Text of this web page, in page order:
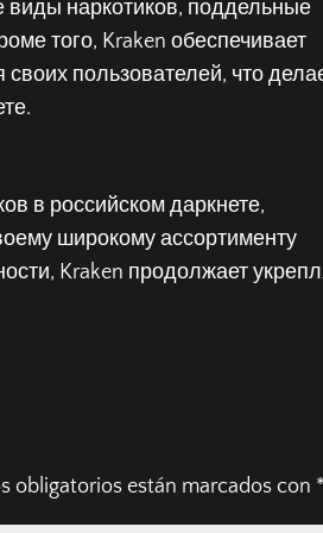
виды наркотиков, поддельные
того, Kraken обеспечивает
пользователей, что
в российском даркнете,
широкому ассортименту
Kraken продолжает
obligatorios están marcados con *